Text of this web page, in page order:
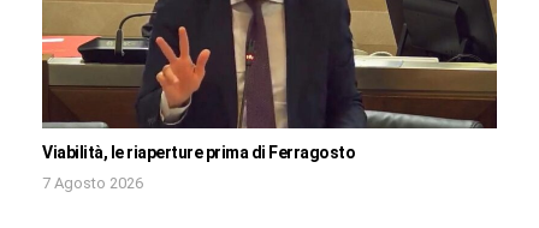
Viabilità, le riaperture prima di Ferragosto
7 Agosto 2026